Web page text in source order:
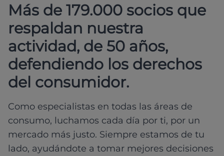
Más de 179.000 socios que
respaldan nuestra
actividad, de 50 años,
defendiendo los derechos
del consumidor.
Como especialistas en todas las áreas de
consumo, luchamos cada día por ti, por un
mercado más justo. Siempre estamos de tu
lado, ayudándote a tomar mejores decisiones